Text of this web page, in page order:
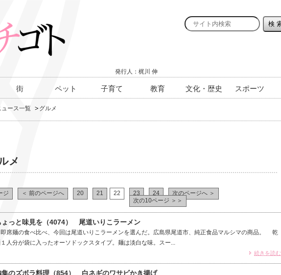
発行人：梶川 伸
街 ペット 子育て 教育 文化・歴史 スポーツ
ュース一覧 グルメ
メ
ジ ＜ 前のページへ 20 21 22 23 24
次のページへ ＞
次の10ページ ＞＞
ょっと味見を（4074） 尾道いりこラーメン
席麺の食べ比べ、今回は尾道いりこラーメンを選んだ。広島県尾道市、純正食品マルシマの商品。 乾
人分が袋に入ったオーソドックスタイプ。麺は淡白な味。スー...
続きを読む
集のズボラ料理（854） 白ネギのワサビかき揚げ